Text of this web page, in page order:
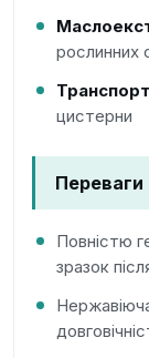
рослинних
цистерни
Переваги
Повністю
зразок